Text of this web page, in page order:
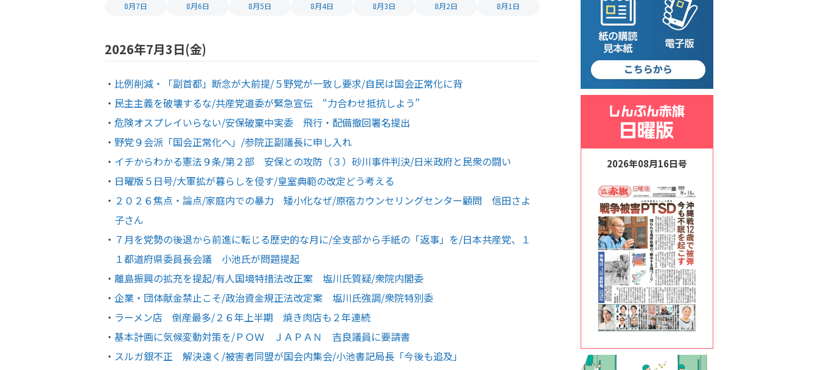
8月7日 8月6日 8月5日 8月4日 8月3日 8月2日 8月1日
2026年7月3日(金)
比例削減・「副首都」断念が大前提/５野党が一致し要求/自民は国会正常化に背
民主主義を破壊するな/共産党道委が緊急宣伝 “力合わせ抵抗しよう”
危険オスプレイいらない/安保破棄中実委 飛行・配備撤回署名提出
野党９会派「国会正常化へ」/参院正副議長に申し入れ
イチからわかる憲法９条/第２部 安保との攻防（３）砂川事件判決/日米政府と民衆の闘い
日曜版５日号/大軍拡が暮らしを侵す/皇室典範の改定どう考える
２０２６焦点・論点/家庭内での暴力 矮小化なぜ/原宿カウンセリングセンター顧問 信田さよ
子さん
７月を党勢の後退から前進に転じる歴史的な月に/全支部から手紙の「返事」を/日本共産党、１
１都道府県委員長会議 小池氏が問題提起
離島振興の拡充を提起/有人国境特措法改正案 塩川氏質疑/衆院内閣委
企業・団体献金禁止こそ/政治資金規正法改定案 塩川氏強調/衆院特別委
ラーメン店 倒産最多/２６年上半期 焼き肉店も２年連続
基本計画に気候変動対策を/ＰＯＷ ＪＡＰＡＮ 吉良議員に要請書
スルガ銀不正 解決遠く/被害者同盟が国会内集会/小池書記局長「今後も追及」
2026年08月16日号